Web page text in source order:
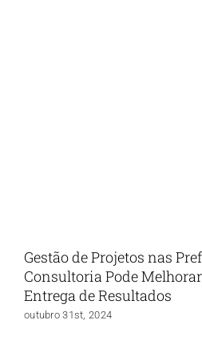
Gestão de Projetos nas
Consultoria Pode
Entrega de Resultados
outubro 31st, 2024